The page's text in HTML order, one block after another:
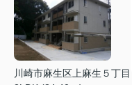
川崎市麻生区上麻生５丁目